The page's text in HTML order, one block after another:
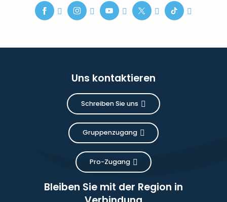
Uns kontaktieren
Schreiben Sie uns
Gruppenzugang
Pro-Zugang
Bleiben Sie mit der Region in